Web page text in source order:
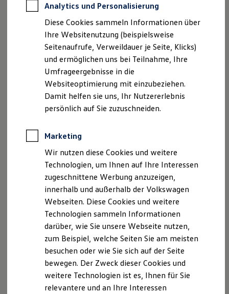
Autokredit mit Schlussrate
Versicherungen und Garantien
Kfz-Versicherung
Restschuldversicherungen
Garantien
Wartungsverträge
Geschäftskunden
Professional Class bei Volkswagen
Großkunden
Behörden
Direktkunden
Sonderfahrzeuge
Elektromobilität
Elektroautos
Elektrofahrzeugkonzepte
ID. EVERY1
Reichweite
Reichweite der ID. Modelle
Reichweite im Winter
Rekuperation
Laden
Laden unterwegs
Laden Zuhause
Ladestationen finden
Ladezeitensimulator
Sicherheit
Garantie und Lebensdauer
Nachhaltigkeit
Analytics und Personalisierung
Diese Cookies sammeln Informationen über
Ihre Websitenutzung (beispielsweise
Seitenaufrufe, Verweildauer je Seite, Klicks)
und ermöglichen uns bei Teilnahme, Ihre
Umfrageergebnisse in die
Websiteoptimierung mit einzubeziehen.
Damit helfen sie uns, Ihr Nutzererlebnis
persönlich auf Sie zuzuschneiden.
Marketing
Wir nutzen diese Cookies und weitere
Technologien, um Ihnen auf Ihre Interessen
zugeschnittene Werbung anzuzeigen,
innerhalb und außerhalb der Volkswagen
Webseiten. Diese Cookies und weitere
Technologien sammeln Informationen
darüber, wie Sie unsere Webseite nutzen,
zum Beispiel, welche Seiten Sie am meisten
besuchen oder wie Sie sich auf der Seite
bewegen. Der Zweck dieser Cookies und
weitere Technologien ist es, Ihnen für Sie
relevantere und an Ihre Interessen